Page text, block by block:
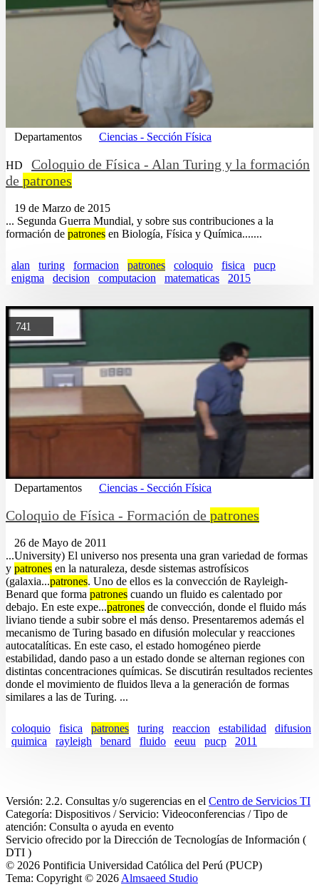
Departamentos Ciencias - Sección Física
HD
Coloquio de Física - Alan Turing y la formación
de patrones
19 de Marzo de 2015
... Segunda Guerra Mundial, y sobre sus contribuciones a la
formación de patrones en Biología, Física y Química.......
alan turing formacion patrones coloquio fisica
pucp
enigma
decision computacion matematicas 2015
741
Departamentos Ciencias - Sección Física
Coloquio de Física - Formación de patrones
26 de Mayo de 2011
...University) El universo nos presenta una gran variedad de formas
y patrones en la naturaleza, desde sistemas astrofísicos
(galaxia...patrones. Uno de ellos es la convección de Rayleigh-
Benard que forma patrones cuando un fluido es calentado por
debajo. En este expe...patrones de convección, donde el fluido más
liviano tiende a subir sobre el más denso. Presentaremos además el
mecanismo de Turing basado en difusión molecular y reacciones
autocatalíticas. En este caso, el estado homogéneo pierde
estabilidad, dando paso a un estado donde se alternan regiones con
distintas concentraciones químicas. Se discutirán resultados recientes
donde el movimiento de fluidos lleva a la generación de formas
similares a las de Turing. ...
coloquio fisica patrones turing reaccion estabilidad
difusion
quimica
rayleigh benard fluido eeuu pucp 2011
Versión: 2.2. Consultas y/o sugerencias en el Centro de Servicios TI
Categoría: Dispositivos / Servicio: Videoconferencias / Tipo de
atención: Consulta o ayuda en evento
Servicio ofrecido por la Dirección de Tecnologías de Información (
DTI )
© 2026 Pontificia Universidad Católica del Perú (PUCP)
Tema: Copyright © 2026 Almsaeed Studio